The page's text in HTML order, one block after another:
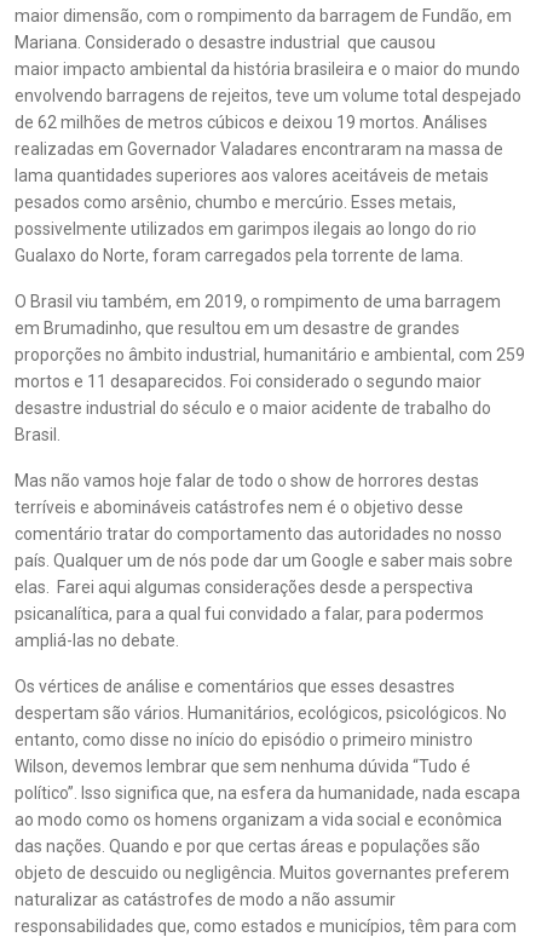
maior dimensão, com o rompimento da barragem de Fundão, em
Mariana. Considerado o desastre industrial que causou
maior impacto ambiental da história brasileira e o maior do mundo
envolvendo barragens de rejeitos, teve um volume total despejado
de 62 milhões de metros cúbicos e deixou 19 mortos. Análises
realizadas em Governador Valadares encontraram na massa de
lama quantidades superiores aos valores aceitáveis de metais
pesados como arsênio, chumbo e mercúrio. Esses metais,
possivelmente utilizados em garimpos ilegais ao longo do rio
Gualaxo do Norte, foram carregados pela torrente de lama.
O Brasil viu também, em 2019, o rompimento de uma barragem
em Brumadinho, que resultou em um desastre de grandes
proporções no âmbito industrial, humanitário e ambiental, com 259
mortos e 11 desaparecidos. Foi considerado o segundo maior
desastre industrial do século e o maior acidente de trabalho do
Brasil.
Mas não vamos hoje falar de todo o show de horrores destas
terríveis e abomináveis catástrofes nem é o objetivo desse
comentário tratar do comportamento das autoridades no nosso
país. Qualquer um de nós pode dar um Google e saber mais sobre
elas. Farei aqui algumas considerações desde a perspectiva
psicanalítica, para a qual fui convidado a falar, para podermos
ampliá-las no debate.
Os vértices de análise e comentários que esses desastres
despertam são vários. Humanitários, ecológicos, psicológicos. No
entanto, como disse no início do episódio o primeiro ministro
Wilson, devemos lembrar que sem nenhuma dúvida “Tudo é
político”. Isso significa que, na esfera da humanidade, nada escapa
ao modo como os homens organizam a vida social e econômica
das nações. Quando e por que certas áreas e populações são
objeto de descuido ou negligência. Muitos governantes preferem
naturalizar as catástrofes de modo a não assumir
responsabilidades que, como estados e municípios, têm para com